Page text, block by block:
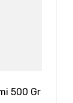
500 Gr